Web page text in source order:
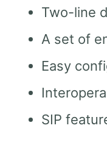
Two-line
A set of
Easy
SIP